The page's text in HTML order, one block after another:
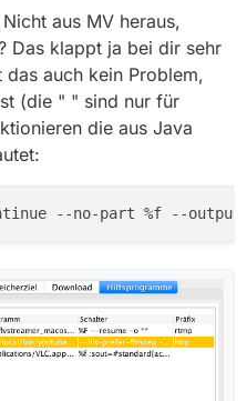
von meinem öffnenden
der Speicherpfad wäre ein
ohne " "holt mir jetzt auch
cal
extern funktioniert und
weil der Ausgabepfad bei
direkt (allerdings zwar in " ",
(das dann seine eigenen" "
wurde?
aus MV heraus,
Das klappt ja bei dir sehr
auch kein Problem,
(die " " sind nur für
die aus Java
--no-part %f --output